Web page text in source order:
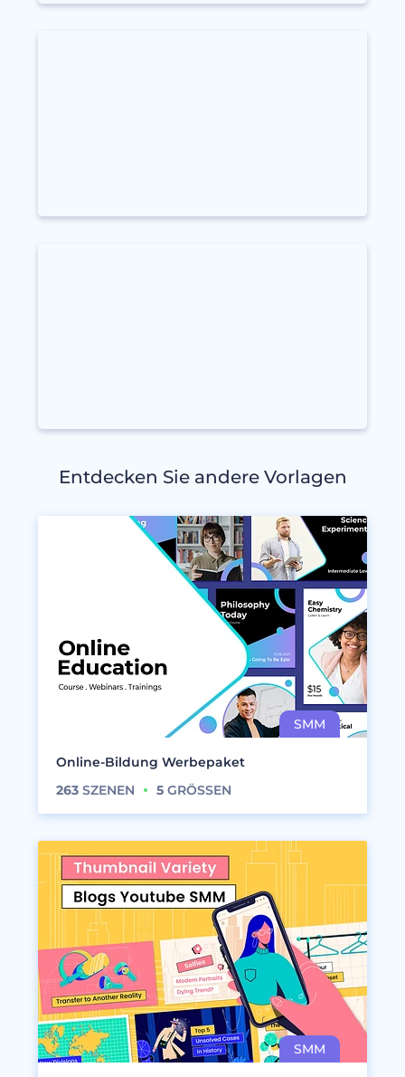
Entdecken Sie andere Vorlagen
Online-Bildung Werbepaket
263 SZENEN 5 GRÖSSEN